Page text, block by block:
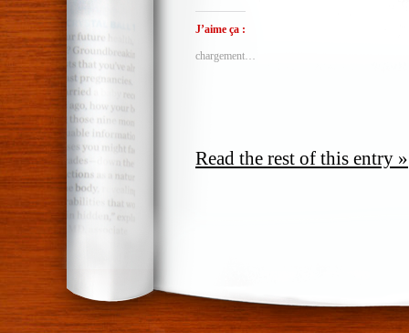
J’aime ça :
chargement…
Read the rest of this entry »